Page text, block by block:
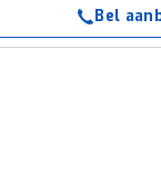
Bel